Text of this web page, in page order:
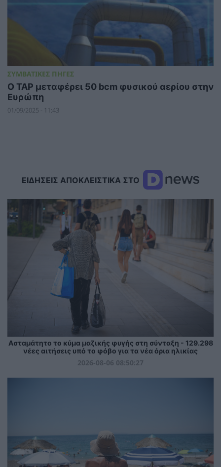
ΣΥΜΒΑΤΙΚΕΣ ΠΗΓΕΣ
Ο ΤΑΡ μεταφέρει 50 bcm φυσικού αερίου στην
Ευρώπη
01/09/2025 - 11:43
ΕΙΔΗΣΕΙΣ ΑΠΟΚΛΕΙΣΤΙΚΑ ΣΤΟ
Ασταμάτητο το κύμα μαζικής φυγής στη σύνταξη - 129.298
νέες αιτήσεις υπό το φόβο για τα νέα όρια ηλικίας
2026-08-06 08:50:27